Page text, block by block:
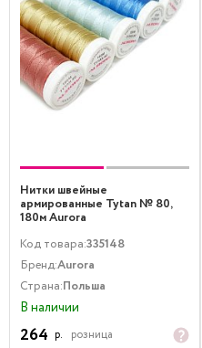
Нитки швейные
армированные Tytan № 80,
180м Aurora
Код товара:335148
Бренд:Aurora
Страна:Польша
В наличии
264 р. розница